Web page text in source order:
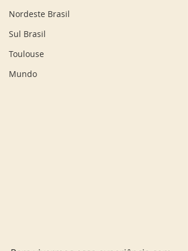
Nordeste Brasil
Sul Brasil
Toulouse
Mundo